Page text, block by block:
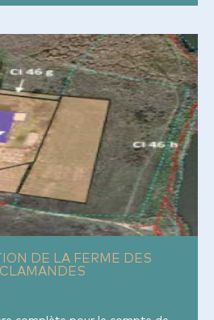
DE LA FERME DES
DE LA